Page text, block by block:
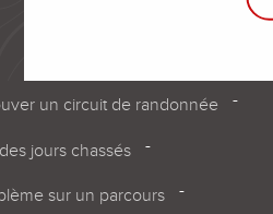
un circuit de randonnée
jours chassés
sur un parcours